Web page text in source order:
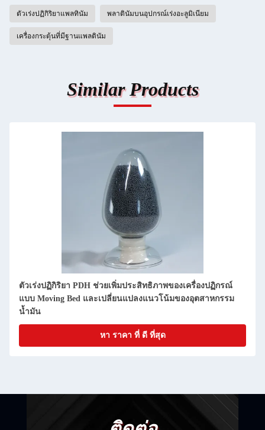
ตัวเร่งปฏิกิริยาแพลทินัม พลาตินัมบนอุปกรณ์เร่งอะลูมิเนียม
เครื่องกระตุ้นที่มีฐานแพลตินัม
Similar Products
ตัวเร่งปฏิกิริยา PDH ช่วยเพิ่มประสิทธิภาพของเครื่องปฏิกรณ์
แบบ Moving Bed และเปลี่ยนแปลงแนวโน้มของอุตสาหกรรม
น้ำมัน
หา ราคา ที่ ดี ที่สุด